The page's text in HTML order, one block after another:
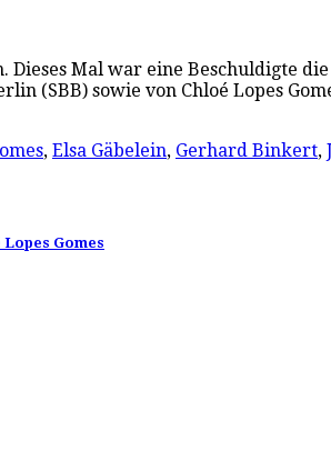
Mal war eine Beschuldigte
(SBB) sowie von Chloé Lopes
, Elsa Gäbelein, Gerhard Binkert,
Gomes